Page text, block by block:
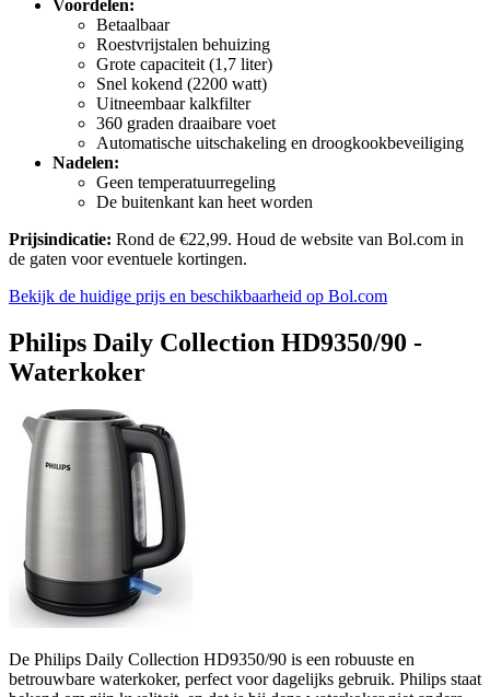
Voordelen:
Betaalbaar
Roestvrijstalen behuizing
Grote capaciteit (1,7 liter)
Snel kokend (2200 watt)
Uitneembaar kalkfilter
360 graden draaibare voet
Automatische uitschakeling en droogkookbeveiliging
Nadelen:
Geen temperatuurregeling
De buitenkant kan heet worden
Prijsindicatie: Rond de €22,99. Houd de website van Bol.com in
de gaten voor eventuele kortingen.
Bekijk de huidige prijs en beschikbaarheid op Bol.com
Philips Daily Collection HD9350/90 -
Waterkoker
De Philips Daily Collection HD9350/90 is een robuuste en
betrouwbare waterkoker, perfect voor dagelijks gebruik. Philips staat